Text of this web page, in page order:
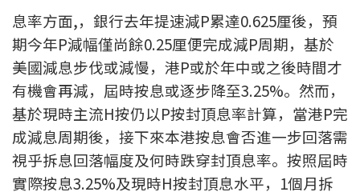
按市新聞
統計數據庫
按揭快趣智識
按揭智庫
樓按專欄
息率方面,，銀行去年提速減P累達0.625厘後，預
期今年P減幅僅尚餘0.25厘便完成減P周期，基於
美國減息步伐或減慢，港P或於年中或之後時間才
有機會再減，屆時按息或逐步降至3.25%。然而，
基於現時主流H按仍以P按封頂息率計算，當港P完
成減息周期後，接下來本港按息會否進一步回落需
視乎拆息回落幅度及何時跌穿封頂息率。按照屆時
實際按息3.25%及現時H按封頂息水平，1個月拆